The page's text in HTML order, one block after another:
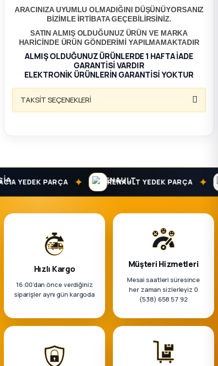
Parça
ARACINIZA UYUMLU OLMADIĞINI DÜŞÜNÜYORSANIZ
BİZİMLE İRTİBATA GEÇEBİLİRSİNİZ.
SATIN ALMIŞ OLDUĞUNUZ ÜRÜN VE MARKA
HARİCİNDE ÜRÜN GÖNDERİMİ YAPILMAMAKTADIR
ALMIŞ OLDUĞUNUZ ÜRÜNLERDE 1 HAFTA İADE
GARANTİSİ VARDIR
ELEKTRONİK ÜRÜNLERİN GARANTİSİ YOKTUR
TAKSİT SEÇENEKLERİ
YEDEK PARÇA ✦ RENAULT YEDEK PARÇA ✦
Hızlı Kargo
16:00’dan önce verdiğiniz
siparişler aynı gün kargoda
Müşteri Hizmetleri
Mesai saatleri süresince
her zaman sizlerleyiz 0
(538) 658 57 92